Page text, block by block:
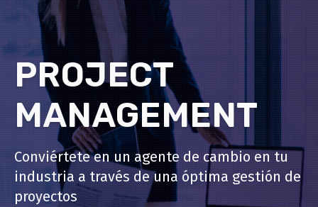
PROJECT
MANAGEMENT
Conviértete en un agente de cambio en tu
industria a través de una óptima gestión de
proyectos